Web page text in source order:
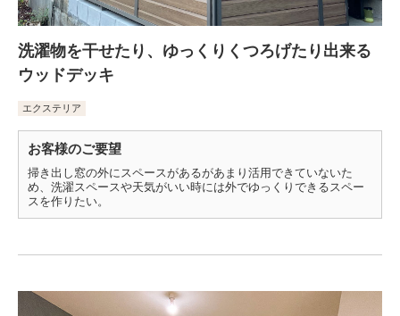
洗濯物を干せたり、ゆっくりくつろげたり出来る
ウッドデッキ
エクステリア
お客様のご要望
掃き出し窓の外にスペースがあるがあまり活用できていないた
め、洗濯スペースや天気がいい時には外でゆっくりできるスペー
スを作りたい。